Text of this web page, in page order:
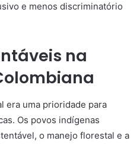
e menos discriminatório
na
era uma prioridade para
Os povos indígenas
o manejo florestal e a